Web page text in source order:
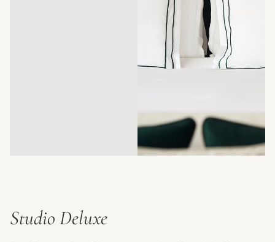
Studio Deluxe